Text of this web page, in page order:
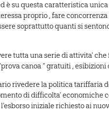
è su questa caratteristica
proprio , fare
soprattutto quanti si
tutta una serie di attivita’
canoa “ gratuiti ,
rivedere la politica tariffaria
di difficolta’ economiche
iniziale richiesto ai